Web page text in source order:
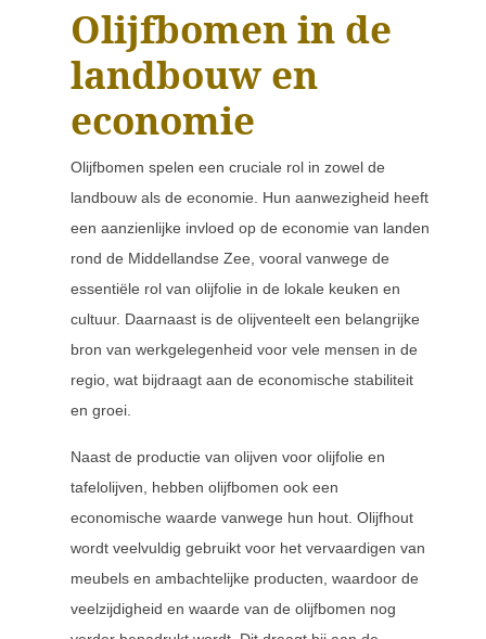
Olijfbomen in de
landbouw en
economie
Olijfbomen spelen een cruciale rol in zowel de
landbouw als de economie. Hun aanwezigheid heeft
een aanzienlijke invloed op de economie van landen
rond de Middellandse Zee, vooral vanwege de
essentiële rol van olijfolie in de lokale keuken en
cultuur. Daarnaast is de olijventeelt een belangrijke
bron van werkgelegenheid voor vele mensen in de
regio, wat bijdraagt aan de economische stabiliteit
en groei.
Naast de productie van olijven voor olijfolie en
tafelolijven, hebben olijfbomen ook een
economische waarde vanwege hun hout. Olijfhout
wordt veelvuldig gebruikt voor het vervaardigen van
meubels en ambachtelijke producten, waardoor de
veelzijdigheid en waarde van de olijfbomen nog